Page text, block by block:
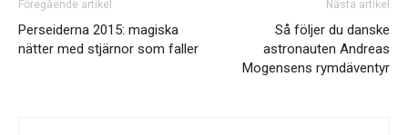
Föregående artikel
Perseiderna 2015: magiska
nätter med stjärnor som faller
Nästa artikel
Så följer du danske
astronauten Andreas
Mogensens rymdäventyr